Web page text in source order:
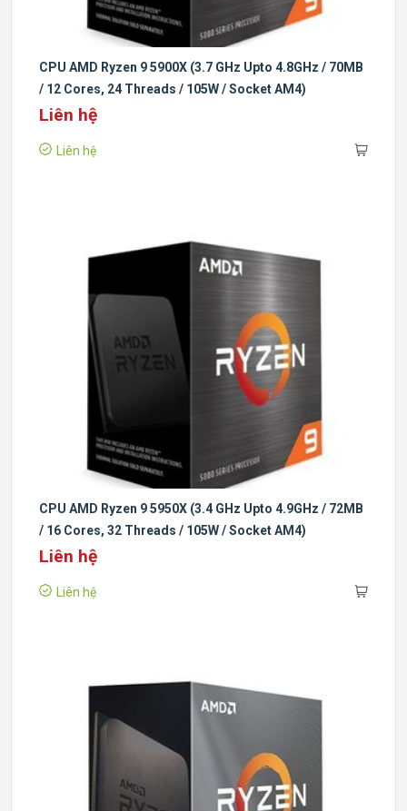
CPU AMD Ryzen 9 5900X (3.7 GHz Upto 4.8GHz / 70MB
/ 12 Cores, 24 Threads / 105W / Socket AM4)
Liên hệ
Liên hệ
CPU AMD Ryzen 9 5950X (3.4 GHz Upto 4.9GHz / 72MB
/ 16 Cores, 32 Threads / 105W / Socket AM4)
Liên hệ
Liên hệ